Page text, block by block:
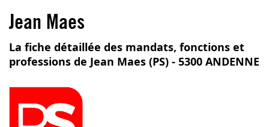
Jean Maes
La fiche détaillée des mandats, fonctions et
professions de Jean Maes (PS) - 5300 ANDENNE